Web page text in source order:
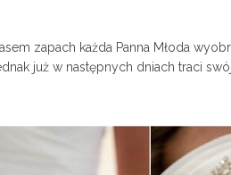
zapach każda Panna Młoda
już w następnych dniach traci